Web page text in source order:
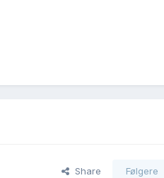
Share Følgere